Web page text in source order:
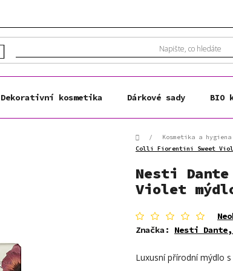
Dekorativní kosmetika Dárkové sady BIO
Domů/ Kosmetika a hygiena
Colli Fiorentini Sweet
Nesti
Violet
0,0
Značka: Nesti
Luxusní přírodní mýdlo